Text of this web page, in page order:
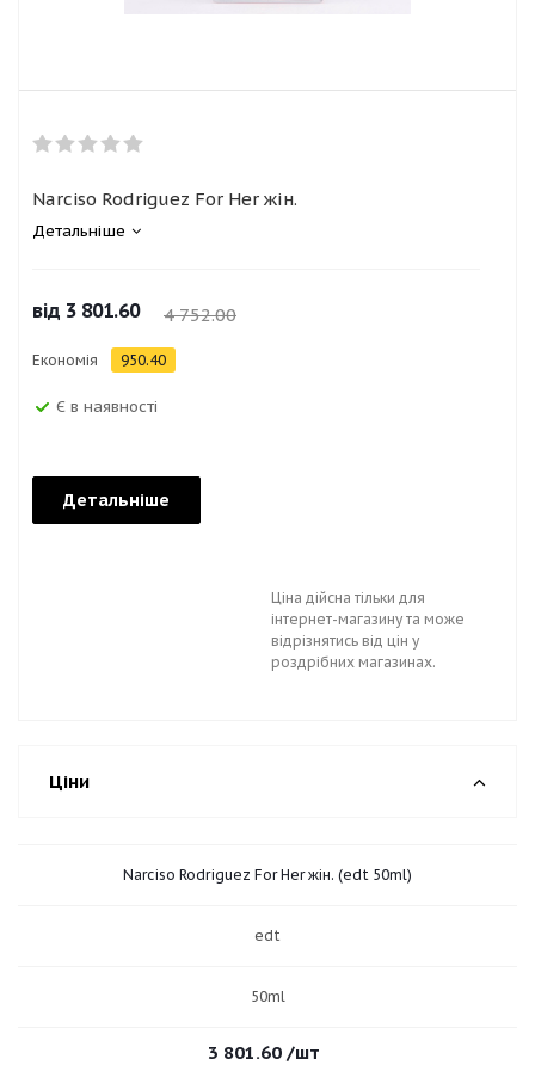
Narciso Rodriguez For Her жін.
Детальніше
від 3 801.60 4 752.00
Економія 950.40
Є в наявності
Детальніше
Ціна дійсна тільки для
інтернет-магазину та може
відрізнятись від цін у
роздрібних магазинах.
Ціни
Narciso Rodriguez For Her жін. (edt 50ml)
edt
50ml
3 801.60 /шт